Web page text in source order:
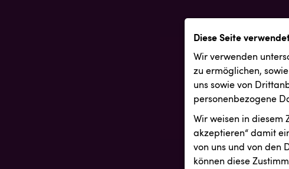
Diese Seite
Wir verwenden
zu ermöglichen,
uns sowie von
personenbezogene
Wir weisen in diesem
akzeptieren“ damit
von uns und von den
können diese